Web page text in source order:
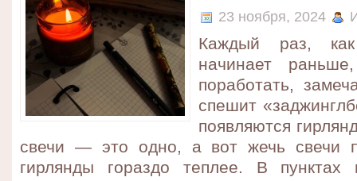
23 ноября, 2024
Каждый раз,
начинает
поработать,
спешит
появляются
свечи — это одно, а вот жечь свечи
гирлянды гораздо теплее. В пунктах